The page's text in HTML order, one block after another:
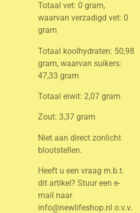
Totaal vet: 0 gram,
waarvan verzadigd vet: 0
gram
Totaal koolhydraten: 50,98
gram, waarvan suikers:
47,33 gram
Totaal eiwit: 2,07 gram
Zout: 3,37 gram
Niet aan direct zonlicht
blootstellen.
Heeft u een vraag m.b.t.
dit artikel? Stuur een e-
mail naar
info@newlifeshop.nl o.v.v.